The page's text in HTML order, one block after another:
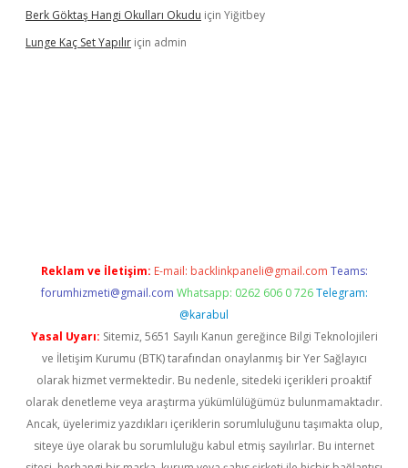
Berk Göktaş Hangi Okulları Okudu için Yiğitbey
Lunge Kaç Set Yapılır için admin
Reklam ve İletişim: E-mail: backlinkpaneli@gmail.com Teams:
forumhizmeti@gmail.com Whatsapp: 0262 606 0 726 Telegram:
@karabul
Yasal Uyarı: Sitemiz, 5651 Sayılı Kanun gereğince Bilgi Teknolojileri
ve İletişim Kurumu (BTK) tarafından onaylanmış bir Yer Sağlayıcı
olarak hizmet vermektedir. Bu nedenle, sitedeki içerikleri proaktif
olarak denetleme veya araştırma yükümlülüğümüz bulunmamaktadır.
Ancak, üyelerimiz yazdıkları içeriklerin sorumluluğunu taşımakta olup,
siteye üye olarak bu sorumluluğu kabul etmiş sayılırlar. Bu internet